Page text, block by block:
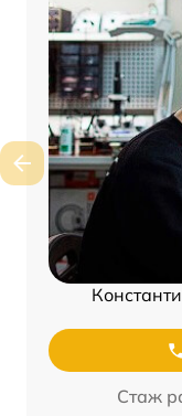
Стаж